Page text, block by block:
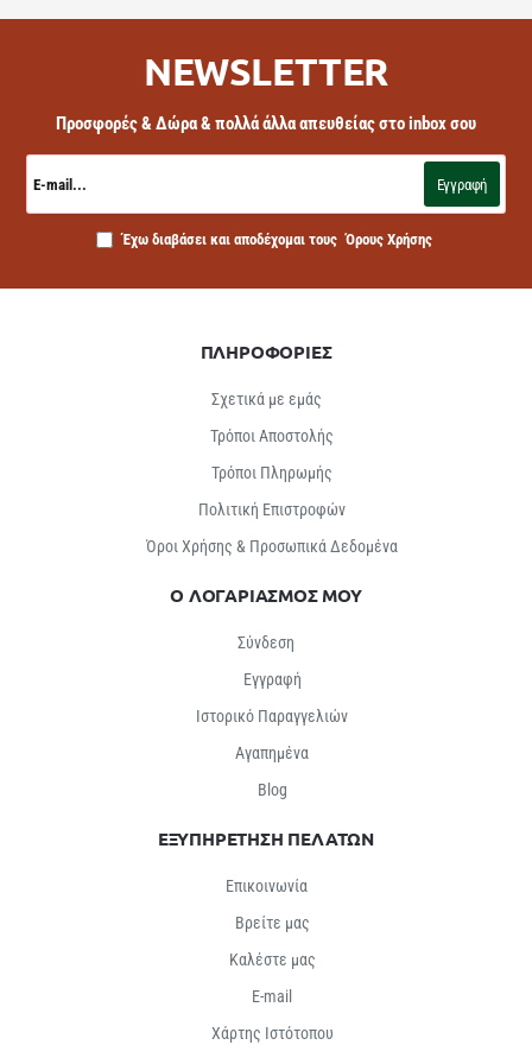
NEWSLETTER
Προσφορές & Δώρα & πολλά άλλα απευθείας στο inbox σου
mail...
Εγγραφή
Έχω διαβάσει και αποδέχομαι τους Όρους Χρήσης
ΠΛΗΡΟΦΟΡΙΕΣ
Σχετικά με εμάς
Τρόποι Αποστολής
Τρόποι Πληρωμής
Πολιτική Επιστροφών
Όροι Χρήσης & Προσωπικά Δεδομένα
Ο ΛΟΓΑΡΙΑΣΜΟΣ ΜΟΥ
Σύνδεση
Εγγραφή
Ιστορικό Παραγγελιών
Αγαπημένα
Βlog
ΕΞΥΠΗΡΕΤΗΣΗ ΠΕΛΑΤΩΝ
Επικοινωνία
Βρείτε μας
Καλέστε μας
E-mail
Χάρτης Ιστότοπου